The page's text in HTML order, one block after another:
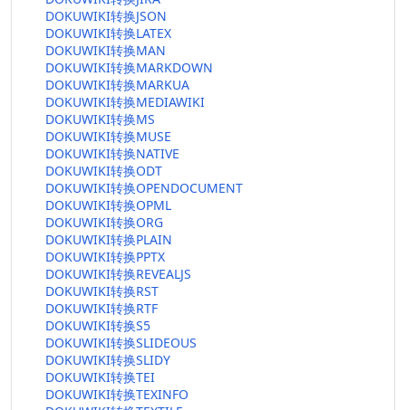
DOKUWIKI转换JSON
DOKUWIKI转换LATEX
DOKUWIKI转换MAN
DOKUWIKI转换MARKDOWN
DOKUWIKI转换MARKUA
DOKUWIKI转换MEDIAWIKI
DOKUWIKI转换MS
DOKUWIKI转换MUSE
DOKUWIKI转换NATIVE
DOKUWIKI转换ODT
DOKUWIKI转换OPENDOCUMENT
DOKUWIKI转换OPML
DOKUWIKI转换ORG
DOKUWIKI转换PLAIN
DOKUWIKI转换PPTX
DOKUWIKI转换REVEALJS
DOKUWIKI转换RST
DOKUWIKI转换RTF
DOKUWIKI转换S5
DOKUWIKI转换SLIDEOUS
DOKUWIKI转换SLIDY
DOKUWIKI转换TEI
DOKUWIKI转换TEXINFO